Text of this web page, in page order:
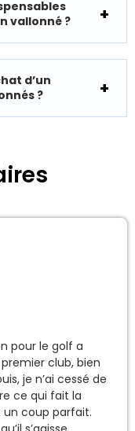
vallonné ?
d’un
?
pour le golf a
club, bien
je n’ai cessé de
ce qui fait la
coup parfait.